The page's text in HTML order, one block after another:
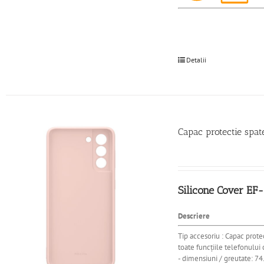
Detalii
Capac protectie
Silicone Cover
Descriere
Tip accesoriu : Capac
toate funcțiile telefonului
- dimensiuni / greutate: